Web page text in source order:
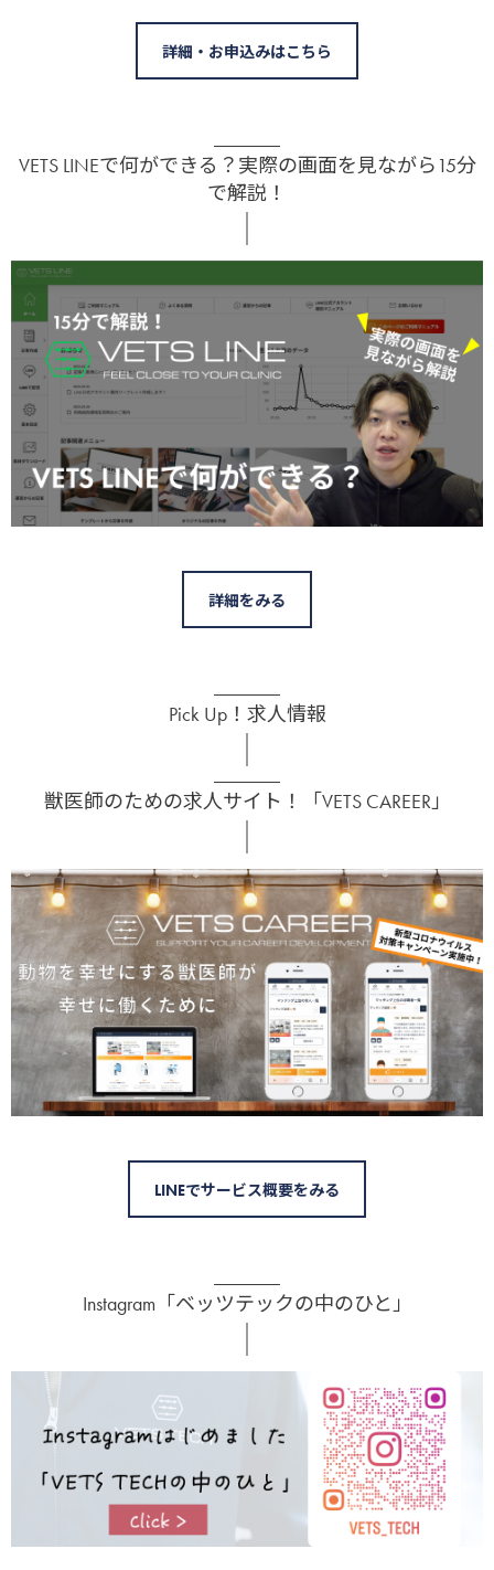
詳細・お申込みはこちら
VETS LINEで何ができる？実際の画面を見ながら15分
で解説！
詳細をみる
Pick Up！求人情報
獣医師のための求人サイト！「VETS CAREER」
LINEでサービス概要をみる
Instagram「ベッツテックの中のひと」